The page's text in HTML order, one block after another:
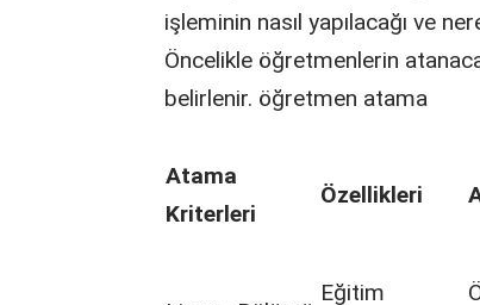
işleminin nasıl yapılacağı ve
Öncelikle öğretmenlerin
belirlenir. öğretmen atama
Atama
Kriterleri
Özellikleri
Eğitim